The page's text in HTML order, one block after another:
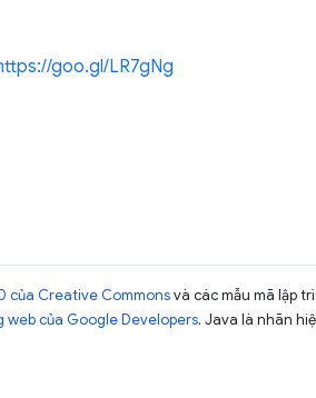
goo.gl/LR7gNg
của Creative Commonsvà các mẫu mã lập
web của Google Developers. Java là nhãn